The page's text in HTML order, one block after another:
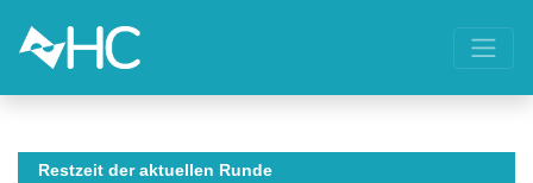
Restzeit der aktuellen Runde